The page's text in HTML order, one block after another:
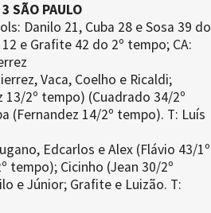
SÃO PAULO
Danilo 21, Cuba 28 e Sosa 39 do
e Grafite 42 do 2º tempo; CA:
Vaca, Coelho e Ricaldi;
13/2º tempo) (Cuadrado 34/2º
(Fernandez 14/2º tempo). T: Luís
Edcarlos e Alex (Flávio 43/1º
tempo); Cicinho (Jean 30/2º
e Júnior; Grafite e Luizão. T: